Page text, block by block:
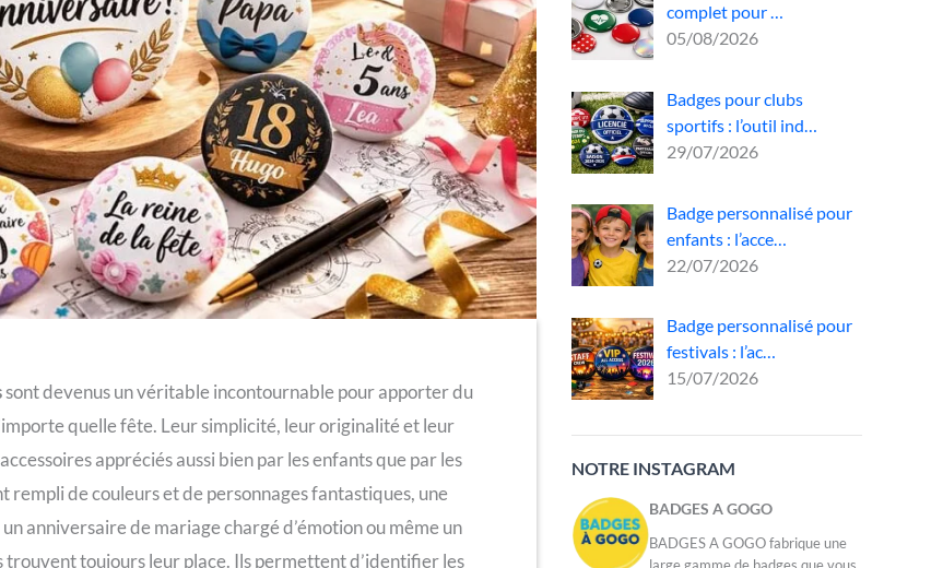
sont devenus un véritable incontournable pour apporter du
quelle fête. Leur simplicité, leur originalité et leur
appréciés aussi bien par les enfants que par les
rempli de couleurs et de personnages fantastiques, une
anniversaire de mariage chargé d’émotion ou même un
trouvent toujours leur place. Ils permettent d’identifier les
complet pour …
05/08/2026
Badges pour clubs
sportifs : l’outil ind…
29/07/2026
Badge personnalisé pour
enfants : l’acce…
22/07/2026
Badge personnalisé pour
festivals : l’ac…
15/07/2026
NOTRE INSTAGRAM
BADGES A GOGO
BADGES A GOGO fabrique une